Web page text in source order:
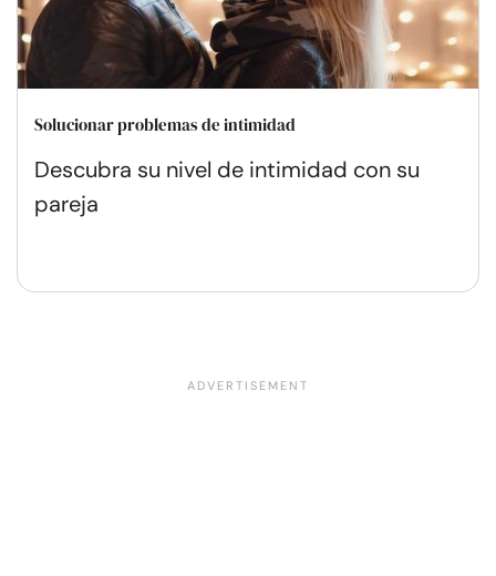
Solucionar problemas de intimidad
Descubra su nivel de intimidad con su
pareja